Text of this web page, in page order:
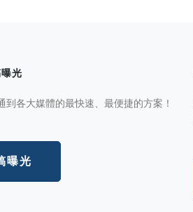
光
到各大媒體的最快速、最便捷的方案！
曝光